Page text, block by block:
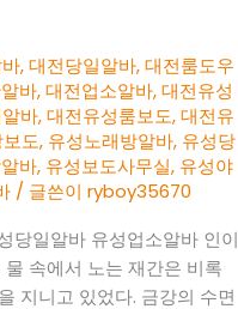
,대전당일알바,대전룸도우
바,대전업소알바,대전유성
바,대전유성룸보도,대전유
도, 유성노래방알바, 유성당
바, 유성보도사무실, 유성야
/ 글쓴이ryboy35670
당일알바 유성업소알바 인이
속에서 노는 재간은 비록
지니고 있었다. 금강의 수면